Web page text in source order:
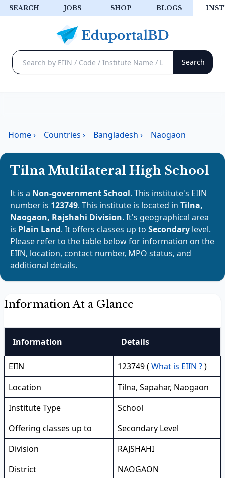
SEARCH JOBS SHOP BLOGS
Home› Countries › Bangladesh › Naogaon
Tilna Multilateral High School
It is a Non-government School. This institute's EIIN
number is 123749. This institute is located in Tilna,
Naogaon, Rajshahi Division. It's geographical area
is Plain Land. It offers classes up to Secondary level.
Please refer to the table below for information on the
EIIN, location, contact number, MPO status, and
additional details.
Information At a Glance
Information Details
EIIN 123749 ( What is EIIN ?)
Location
Tilna, Sapahar, Naogaon
Institute Type
School
Offering classes up to
Secondary Level
Division
RAJSHAHI
District
NAOGAON